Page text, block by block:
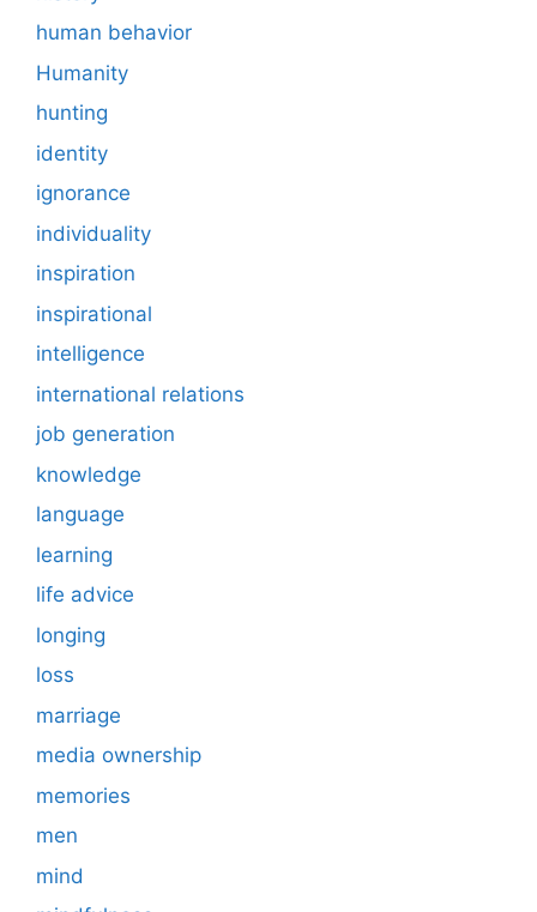
human behavior
Humanity
hunting
identity
ignorance
individuality
inspiration
inspirational
intelligence
international relations
job generation
knowledge
language
learning
life advice
longing
loss
marriage
media ownership
memories
men
mind